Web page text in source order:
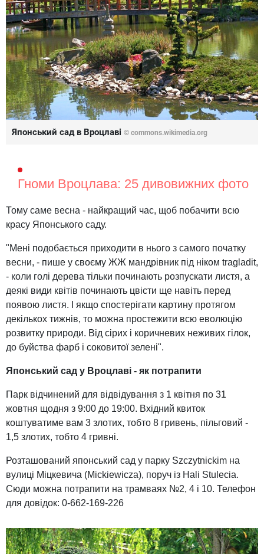
Японський сад в Вроцлаві © commons.wikimedia.org
Гноми Вроцлава: 25 дивовижних фото
Тому саме весна - найкращий час, щоб побачити всю
красу Японського саду.
"Мені подобається приходити в нього з самого початку
весни, - пише у своєму ЖЖ мандрівник під ніком tragladit,
- коли голі дерева тільки починають розпускати листя, а
деякі види квітів починають цвісти ще навіть перед
появою листя. І якщо спостерігати картину протягом
декількох тижнів, то можна простежити всю еволюцію
розвитку природи. Від сірих і коричневих неживих гілок,
до буйства фарб і соковитої зелені".
Японський сад у Вроцлаві - як потрапити
Парк відчинений для відвідування з 1 квітня по 31
жовтня щодня з 9:00 до 19:00. Вхідний квиток
коштуватиме вам 3 злотих, тобто 8 гривень, пільговий -
1,5 злотих, тобто 4 гривні.
Розташований японський сад у парку Szczytnickim на
вулиці Міцкевича (Mickiewicza), поруч із Hali Stulecia.
Сюди можна потрапити на трамваях №2, 4 і 10. Телефон
для довідок: 0-662-169-226